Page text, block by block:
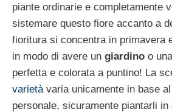
piante ordinarie e completamente
sistemare questo fiore accanto a
fioritura si concentra in primavera
in modo di avere un giardino o una
perfetta e colorata a puntino! La
varietà varia unicamente in base
personale, sicuramente piantarli